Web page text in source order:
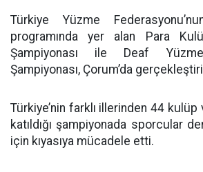
Türkiye Yüzme
programında yer alan Para
Şampiyonası ile Deaf
Şampiyonası, Çorum’da
Türkiye’nin farklı illerinden 44
katıldığı şampiyonada sporcular
için kıyasıya mücadele etti.